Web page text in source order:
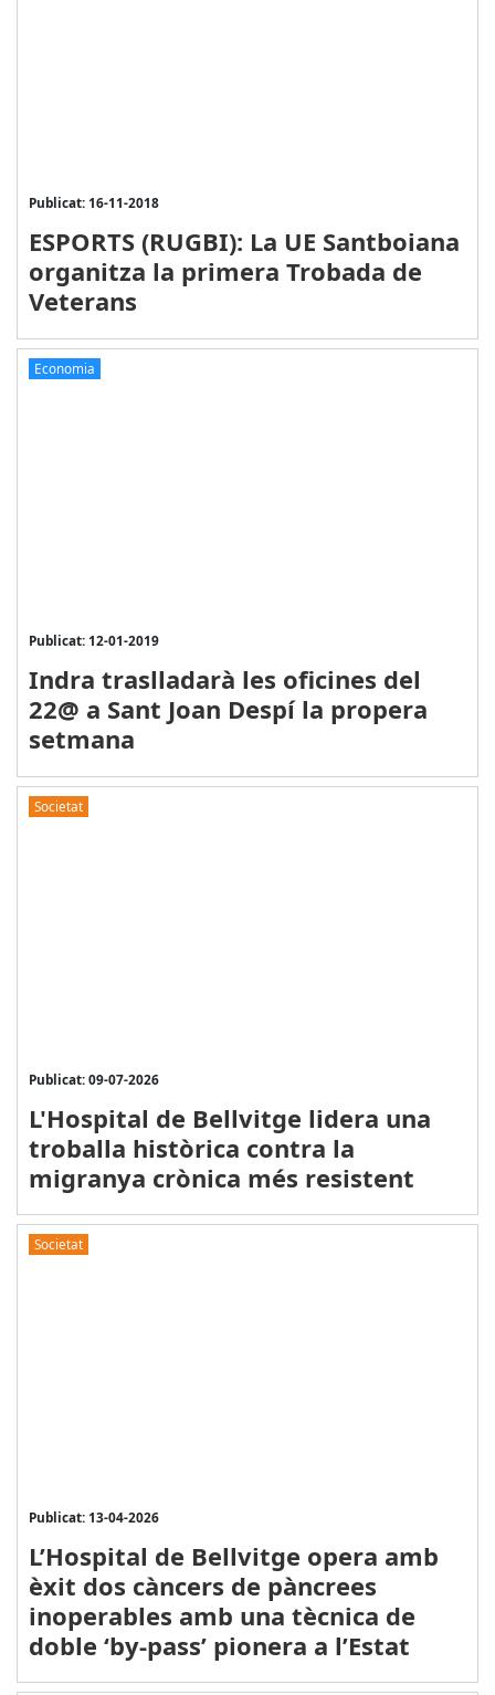
Publicat: 16-11-2018
ESPORTS (RUGBI): La UE Santboiana
organitza la primera Trobada de
Veterans
Economia
Publicat: 12-01-2019
Indra traslladarà les oficines del
22@ a Sant Joan Despí la propera
setmana
Societat
Publicat: 09-07-2026
L'Hospital de Bellvitge lidera una
troballa històrica contra la
migranya crònica més resistent
Societat
Publicat: 13-04-2026
L’Hospital de Bellvitge opera amb
èxit dos càncers de pàncrees
inoperables amb una tècnica de
doble ‘by-pass’ pionera a l’Estat